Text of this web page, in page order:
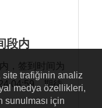
段内
，签到时间为
04:59，期待
site trafiğinin analiz
medya özellikleri,
sunulması için